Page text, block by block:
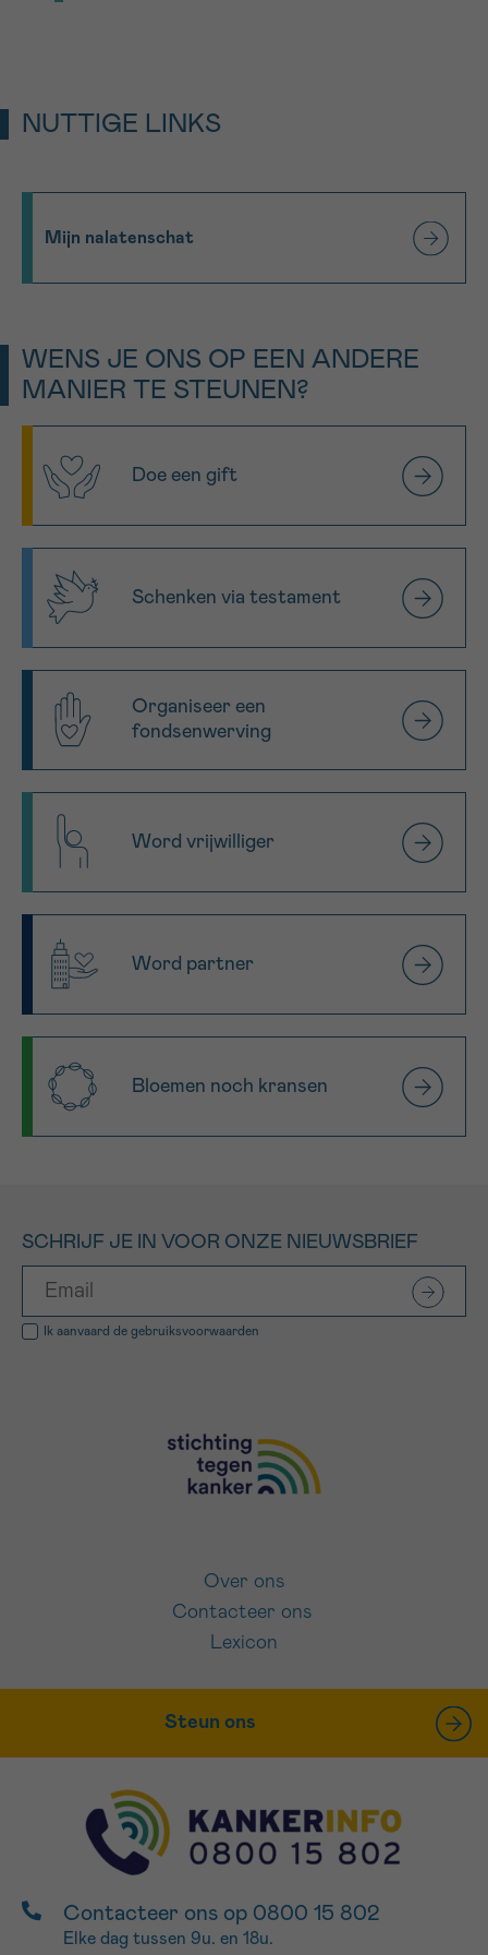
NUTTIGE LINKS
Mijn nalatenschat
WENS JE ONS OP EEN ANDERE
MANIER TE STEUNEN?
Doe een gift
Schenken via testament
Organiseer een
fondsenwerving
Word vrijwilliger
Word partner
Bloemen noch kransen
SCHRIJF JE IN VOOR ONZE NIEUWSBRIEF
Ik aanvaard de gebruiksvoorwaarden
Over ons
Contacteer ons
Lexicon
Steun ons
Contacteer ons op 0800 15 802
Elke dag tussen 9u. en 18u.